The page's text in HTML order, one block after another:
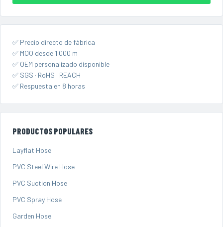
✅ Precio directo de fábrica
✅ MOQ desde 1.000 m
✅ OEM personalizado disponible
✅ SGS · RoHS · REACH
✅ Respuesta en 8 horas
PRODUCTOS POPULARES
Layflat Hose
PVC Steel Wire Hose
PVC Suction Hose
PVC Spray Hose
Garden Hose